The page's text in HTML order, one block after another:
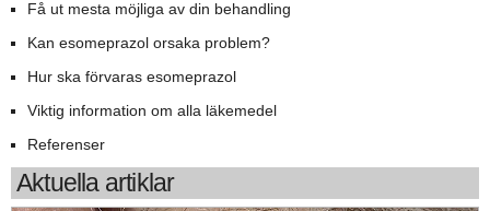
Få ut mesta möjliga av din behandling
Kan esomeprazol orsaka problem?
Hur ska förvaras esomeprazol
Viktig information om alla läkemedel
Referenser
Aktuella artiklar